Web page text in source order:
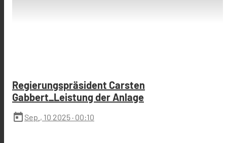
Regierungspräsident Carsten
Gabbert_Leistung der Anlage
today Sep., 10 2025 · 00:10